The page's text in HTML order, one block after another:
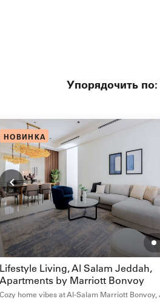
Упорядочить по:
НОВИНКА
Lifestyle Living, Al Salam Jeddah,
Apartments by Marriott Bonvoy
Cozy home vibes at Al-Salam Marriott Bonvoy,